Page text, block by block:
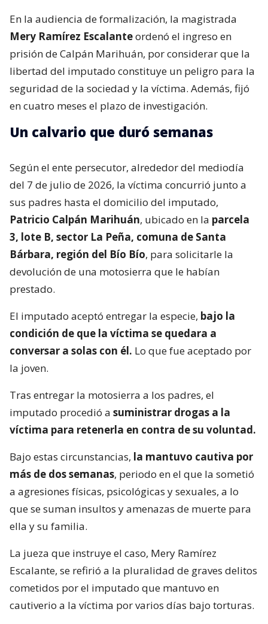
En la audiencia de formalización, la magistrada
Mery Ramírez Escalanteordenó el ingreso en
prisión de Calpán Marihuán, por considerar que la
libertad del imputado constituye un peligro para la
seguridad de la sociedad y la víctima. Además, fijó
en cuatro meses el plazo de investigación.
Un calvario que duró semanas
Según el ente persecutor, alrededor del mediodía
del 7 de julio de 2026, la víctima concurrió junto a
sus padres hasta el domicilio del imputado,
Patricio Calpán Marihuán, ubicado en la parcela
3, lote B, sector La Peña, comuna de Santa
Bárbara, región del Bío Bío, para solicitarle la
devolución de una motosierra que le habían
prestado.
El imputado aceptó entregar la especie, bajo la
condición de que la víctima se quedara a
conversar a solas con él. Lo que fue aceptado por
la joven.
Tras entregar la motosierra a los padres, el
imputado procedió a suministrar drogas a la
víctima para retenerla en contra de su voluntad.
Bajo estas circunstancias, la mantuvo cautiva por
más de dos semanas, periodo en el que la sometió
a agresiones físicas, psicológicas y sexuales, a lo
que se suman insultos y amenazas de muerte para
ella y su familia.
La jueza que instruye el caso, Mery Ramírez
Escalante, se refirió a la pluralidad de graves delitos
cometidos por el imputado que mantuvo en
cautiverio a la víctima por varios días bajo torturas.